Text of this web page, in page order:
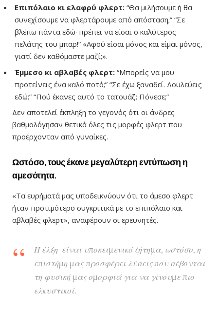
Επιπόλαιο κι ελαφρύ φλερτ: “Θα μιλήσουμε ή θα
συνεχίσουμε να φλερτάρουμε από απόσταση;” “Σε
βλέπω πάντα εδώ· πρέπει να είσαι ο καλύτερος
πελάτης του μπαρ!” «Αφού είσαι μόνος και είμαι μόνος,
γιατί δεν καθόμαστε μαζί;».
Έμμεσο κι αβλαβές φλερτ: “Μπορείς να μου
προτείνεις ένα καλό ποτό;” “Σε έχω ξαναδεί. Δουλεύεις
εδώ;” “Πού έκανες αυτό το τατουάζ; Πόνεσε;”
Δεν αποτελεί έκπληξη το γεγονός ότι οι άνδρες
βαθμολόγησαν θετικά όλες τις μορφές φλερτ που
προέρχονταν από γυναίκες.
Ωστόσο, τους έκανε μεγαλύτερη εντύπωση η
αμεσότητα.
«Τα ευρήματά μας υποδεικνύουν ότι το άμεσο φλερτ
ήταν προτιμότερο συγκριτικά με το επιπόλαιο και
αβλαβές φλερτ», αναφέρουν οι ερευνητές.
Η έλξη είναι υποκειμενικό ζήτημα, ωστόσο, η
επιστήμη μας προσφέρει λύσεις που σέβονται
τη φυσική μας ομορφιά για να γίνουμε πιο
ελκυστικοί.